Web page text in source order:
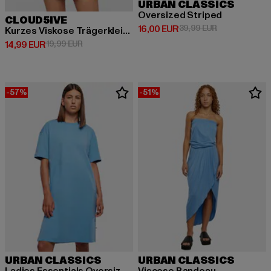
CLOUD5IVE
Kurzes Viskose Trägerkleid mit Blumen Print
14,99 EUR
Derzeitiger Preis: 14,99 EUR
19,99 EURAktionspreis: 19,99 EUR
URBAN CLASSICS
Oversized Striped
16,00 EUR
Derzeitiger Preis: 16,00 EUR
39,99 EURAktionspreis:
-57%
URBAN CLASSICS
-51%
URBAN CLASSICS